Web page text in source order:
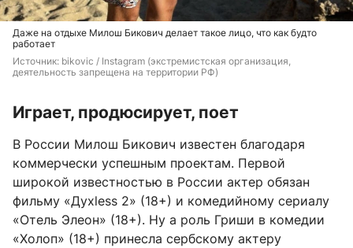
Даже на отдыхе Милош Бикович делает такое лицо, что как будто
работает
Источник: bikovic / Instagram (экстремистская организация,
деятельность запрещена на территории РФ)
Играет, продюсирует, поет
В России Милош Бикович известен благодаря
коммерчески успешным проектам. Первой
широкой известностью в России актер обязан
фильму «Духless 2» (18+) и комедийному сериалу
«Отель Элеон» (18+). Ну а роль Гриши в комедии
«Холоп» (18+) принесла сербскому актеру